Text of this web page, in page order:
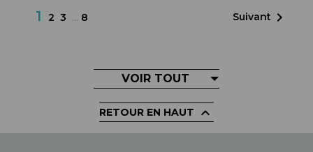
1 2 3 … 8 Suivant 
VOIR TOUT
RETOUR EN HAUT 